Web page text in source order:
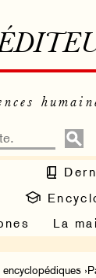
La
encyclopédiques